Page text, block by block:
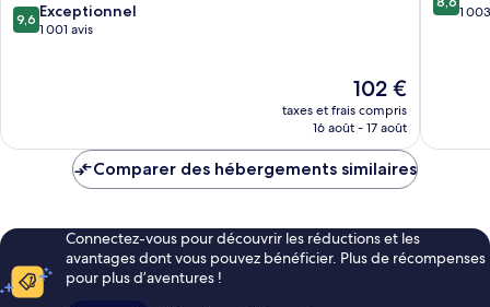
Louisville
9.6
sur
9,6 Exceptionnel
1 001 avis
Le
nouveau
prix
de
102 €
taxes et frais compris
16 août - 17 août
sur 1
Comparer des hébergements similaires
Connectez-vous pour découvrir les réductions et les
avantages dont vous pouvez bénéficier. Plus de récompenses
pour plus d’aventures !